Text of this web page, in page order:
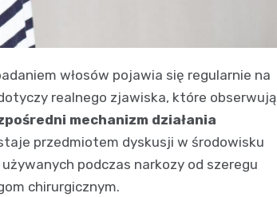
włosów pojawia się regularnie na
realnego zjawiska, które obserwują
mechanizm działania
przedmiotem dyskusji w środowisku
podczas narkozy od szeregu
chirurgicznym.